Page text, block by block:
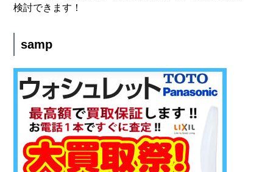
検討できます！
samp